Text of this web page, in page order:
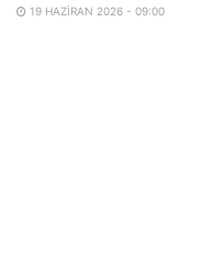
19 HAZIRAN 2026 - 09:00